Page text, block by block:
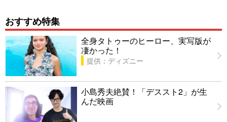
おすすめ特集
全身タトゥーのヒーロー、実写版が
凄かった！
提供：ディズニー
小島秀夫絶賛！「デススト2」が生
んだ映画